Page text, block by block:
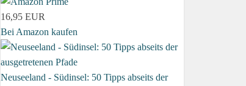
16,95 EUR
Bei Amazon kaufen
Neuseeland - Südinsel: 50 Tipps abseits der